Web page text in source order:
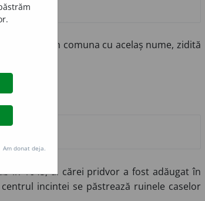
mănăstire în comuna cu acelaș nume, zidită
în 1645, al cărei pridvor a fost adăugat în
centrul incintei se păstrează ruinele caselor
Am donat deja.